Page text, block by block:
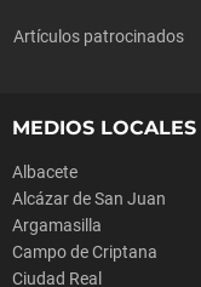
Artículos patrocinados
MEDIOS LOCALES
Albacete
Alcázar de San Juan
Argamasilla
Campo de Criptana
Ciudad Real